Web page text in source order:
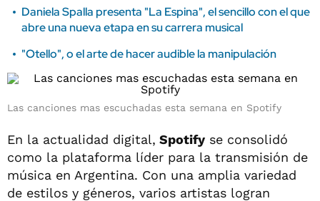
Daniela Spalla presenta "La Espina", el sencillo con el que
abre una nueva etapa en su carrera musical
"Otello", o el arte de hacer audible la manipulación
Las canciones mas escuchadas esta semana en Spotify
En la actualidad digital, Spotify se consolidó
como la plataforma líder para la transmisión de
música en Argentina. Con una amplia variedad
de estilos y géneros, varios artistas logran